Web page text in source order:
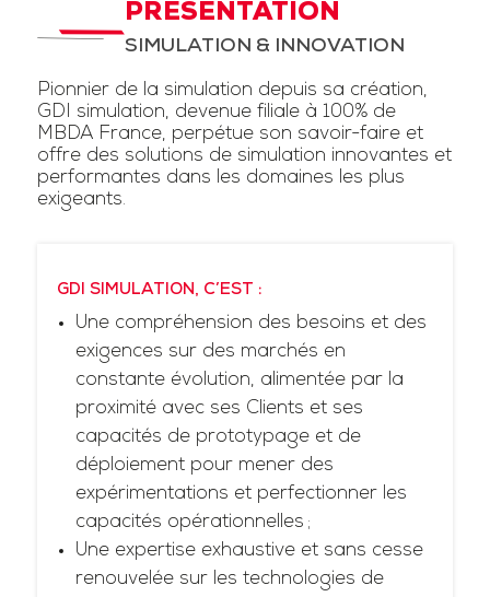
PRÉSENTATION
SIMULATION & INNOVATION
Pionnier de la simulation depuis sa création,
GDI simulation, devenue filiale à 100% de
MBDA France, perpétue son savoir-faire et
offre des solutions de simulation innovantes et
performantes dans les domaines les plus
exigeants.
GDI SIMULATION, C’EST :
Une compréhension des besoins et des
exigences sur des marchés en
constante évolution, alimentée par la
proximité avec ses Clients et ses
capacités de prototypage et de
déploiement pour mener des
expérimentations et perfectionner les
capacités opérationnelles ;
Une expertise exhaustive et sans cesse
renouvelée sur les technologies de